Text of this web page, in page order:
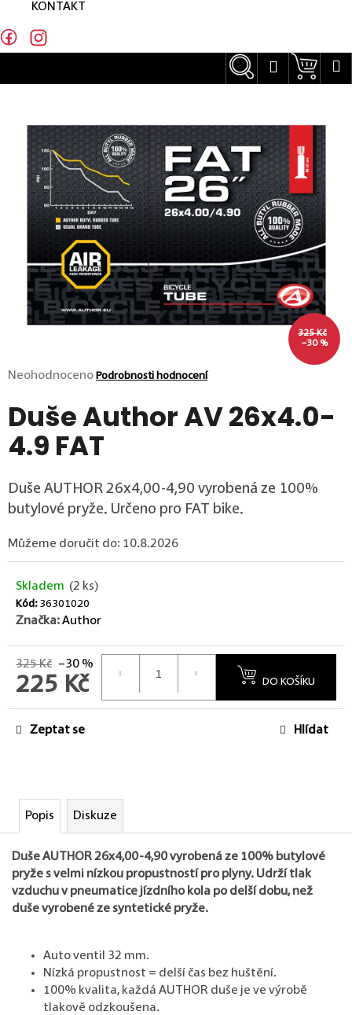
KONTAKT
HledatPřihlášení
Průměrné hodnocení produktu je 0,0 z 5 hvězdiček.
Neohodnoceno Podrobnosti hodnocení
Duše Author AV 26x4.0-
4.9 FAT
Duše AUTHOR 26x4,00-4,90 vyrobená ze 100%
butylové pryže. Určeno pro FAT bike.
Můžeme doručit do: 10.8.2026
Skladem (2 ks)
Kód: 36301020
Značka:Author
325 Kč –30 %
225 Kč
Měrná cena:
DO KOŠÍKU
Zeptat se Hlídat
325 Kč
–30 %
Popis Diskuze
Duše AUTHOR 26x4,00-4,90 vyrobená ze 100% butylové
pryže s velmi nízkou propustností pro plyny. Udrží tlak
vzduchu v pneumatice jízdního kola po delší dobu, než
duše vyrobené ze syntetické pryže.
Auto ventil 32 mm.
Nízká propustnost = delší čas bez huštění.
100% kvalita, každá AUTHOR duše je ve výrobě
tlakově odzkoušena.
t
?
Hledat
m